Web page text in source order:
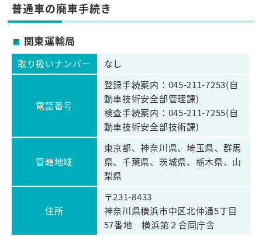
普通車の廃車手続き
関東運輸局
取り扱いナンバー なし
電話番号
登録手続案内：045-211-7253(自
動車技術安全部管理課)
検査手続案内：045-211-7255(自
動車技術安全部技術課)
管轄地域
東京都、神奈川県、埼玉県、群馬
県、千葉県、茨城県、栃木県、山
梨県
住所
〒231-8433
神奈川県横浜市中区北仲通5丁目
57番地 横浜第２合同庁舎